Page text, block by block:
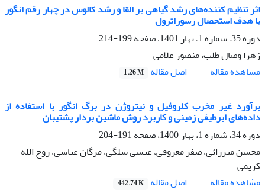
اثر تنظیم کننده‌های رشد گیاهی بر القا و رشد کالوس در چهار رقم انگور
با هدف استحصال رسوراترول
دوره 35، شماره 1، بهار 1401، صفحه
199-214
زهرا وصال طلب، منصور غلامی
مشاهده مقاله
اصل مقاله 1.26 M
برآورد غیر مخرب کلروفیل و نیتروژن در برگ انگور با استفاده از
داده‌های ابرطیفی زمینی و کاربرد روش ماشین بردار پشتیبان
دوره 34، شماره 1، بهار 1400، صفحه
191-204
محسن میرزائی، صفر معروفی، عیسی سلگی، مژگان عباسی، روح الله
کریمی
مشاهده مقاله
اصل مقاله 442.74 K